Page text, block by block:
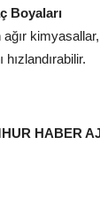
Boyaları
ağır
hızlandırabilir.
HABER